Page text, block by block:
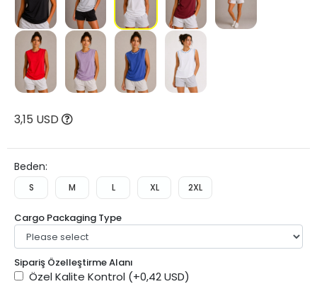
3,15 USD
Beden:
S M L XL 2XL
Cargo Packaging Type
Sipariş Özelleştirme Alanı
Özel Kalite Kontrol (+0,42 USD)